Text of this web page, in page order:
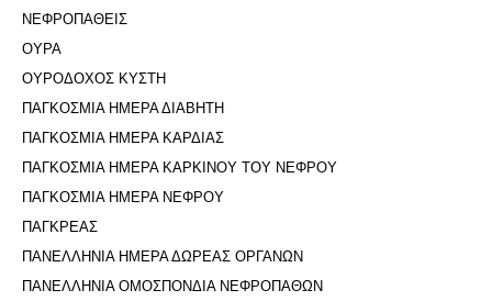
ΝΕΦΡΟΠΑΘΕΙΣ
ΟΥΡΑ
ΟΥΡΟΔΟΧΟΣ ΚΥΣΤΗ
ΠΑΓΚΟΣΜΙΑ ΗΜΕΡΑ ΔΙΑΒΗΤΗ
ΠΑΓΚΟΣΜΙΑ ΗΜΕΡΑ ΚΑΡΔΙΑΣ
ΠΑΓΚΟΣΜΙΑ ΗΜΕΡΑ ΚΑΡΚΙΝΟΥ ΤΟΥ ΝΕΦΡΟΥ
ΠΑΓΚΟΣΜΙΑ ΗΜΕΡΑ ΝΕΦΡΟΥ
ΠΑΓΚΡΕΑΣ
ΠΑΝΕΛΛΗΝΙΑ ΗΜΕΡΑ ΔΩΡΕΑΣ ΟΡΓΑΝΩΝ
ΠΑΝΕΛΛΗΝΙΑ ΟΜΟΣΠΟΝΔΙΑ ΝΕΦΡΟΠΑΘΩΝ